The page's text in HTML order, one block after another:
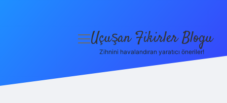
menüyü
Uçuşan Fikirler Blogu
Zihnini havalandıran yaratıcı öneriler!